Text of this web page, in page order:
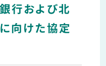
行および北
向けた協定